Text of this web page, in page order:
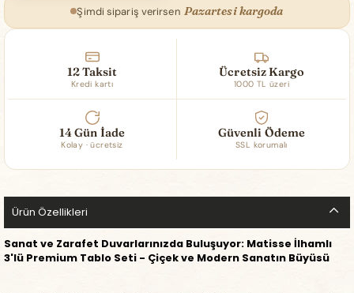
Şimdi sipariş verirsen Pazartesi kargoda
12 Taksit
Kredi kartı
Ücretsiz Kargo
1000 TL üzeri
14 Gün İade
Kolay · ücretsiz
Güvenli Ödeme
SSL korumalı
Ürün Özellikleri
Sanat ve Zarafet Duvarlarınızda Buluşuyor: Matisse İlhamlı
3'lü Premium Tablo Seti - Çiçek ve Modern Sanatın Büyüsü